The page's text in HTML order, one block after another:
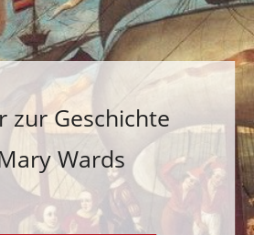
zur Geschichte
Wards